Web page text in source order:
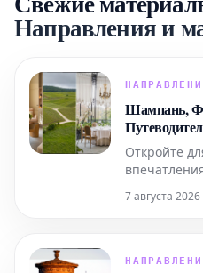
Направления и
Шампань,
Вина
Откройте
ярких
поесть и
7 августа 2026